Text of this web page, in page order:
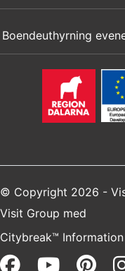
Boendeuthyrning
© Copyright 2026 -
Visit Group med
Citybreak™
Facebook